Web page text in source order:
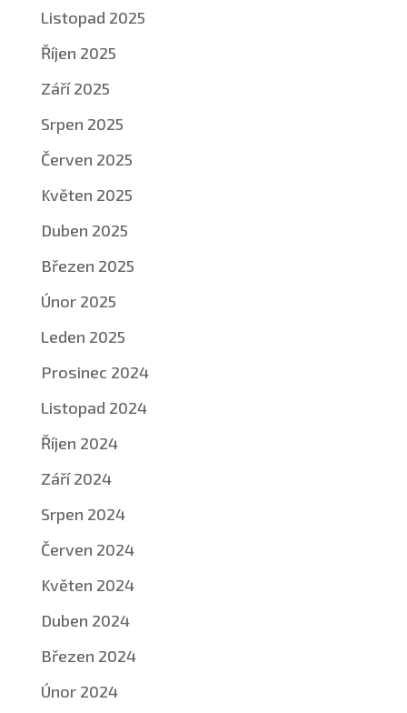
Listopad 2025
Říjen 2025
Září 2025
Srpen 2025
Červen 2025
Květen 2025
Duben 2025
Březen 2025
Únor 2025
Leden 2025
Prosinec 2024
Listopad 2024
Říjen 2024
Září 2024
Srpen 2024
Červen 2024
Květen 2024
Duben 2024
Březen 2024
Únor 2024